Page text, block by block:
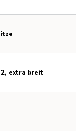
2, extra breit